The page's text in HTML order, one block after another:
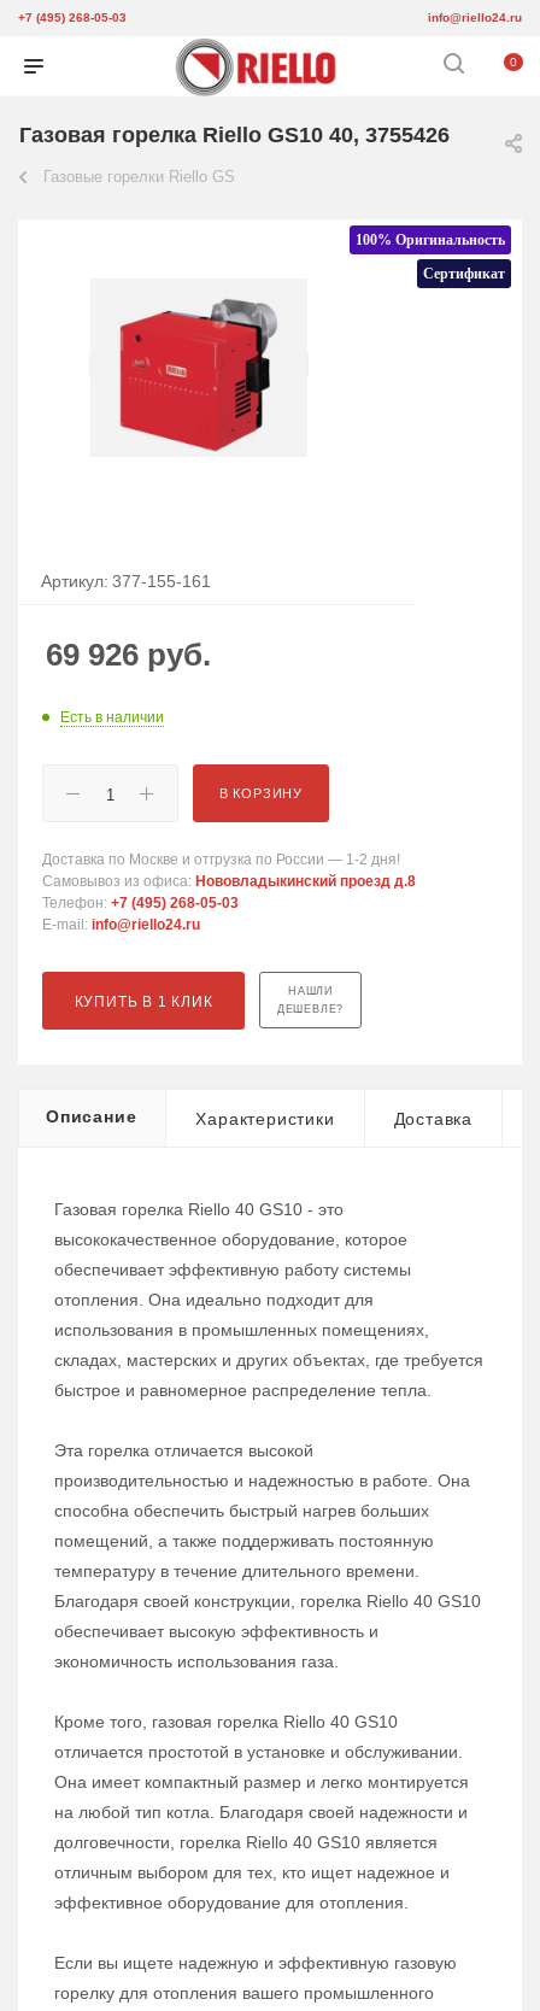
+7 (495) 268-05-03 info@riello24.ru
0
Газовая горелка Riello GS10 40, 3755426
Газовые горелки Riello GS
100% Оригинальность
Сертификат
Артикул: 377-155-161
69 926 руб.
Есть в наличии
В КОРЗИНУ
Доставка по Москве и отгрузка по России — 1-2 дня!
Самовывоз из офиса: Нововладыкинский проезд д.8
Телефон: +7 (495) 268-05-03
E-mail: info@riello24.ru
КУПИТЬ В 1 КЛИК
НАШЛИ
ДЕШЕВЛЕ?
Описание Характеристики Доставка
Газовая горелка Riello 40 GS10 - это
высококачественное оборудование, которое
обеспечивает эффективную работу системы
отопления. Она идеально подходит для
использования в промышленных помещениях,
складах, мастерских и других объектах, где требуется
быстрое и равномерное распределение тепла.
Эта горелка отличается высокой
производительностью и надежностью в работе. Она
способна обеспечить быстрый нагрев больших
помещений, а также поддерживать постоянную
температуру в течение длительного времени.
Благодаря своей конструкции, горелка Riello 40 GS10
обеспечивает высокую эффективность и
экономичность использования газа.
Кроме того, газовая горелка Riello 40 GS10
отличается простотой в установке и обслуживании.
Она имеет компактный размер и легко монтируется
на любой тип котла. Благодаря своей надежности и
долговечности, горелка Riello 40 GS10 является
отличным выбором для тех, кто ищет надежное и
эффективное оборудование для отопления.
Если вы ищете надежную и эффективную газовую
горелку для отопления вашего промышленного